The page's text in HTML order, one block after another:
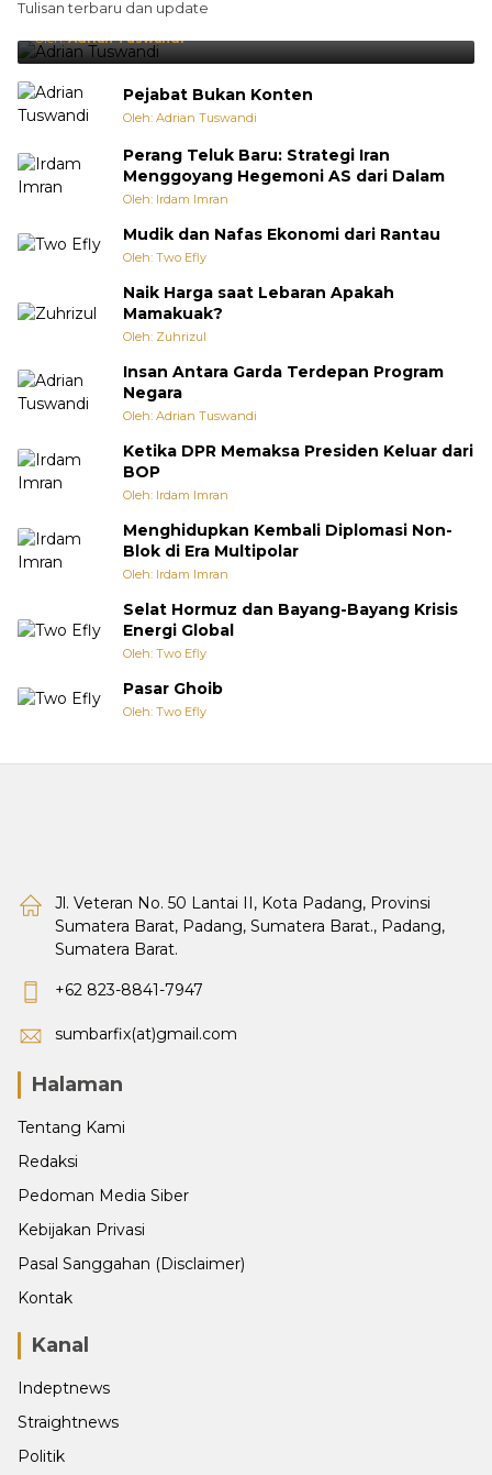
Tulisan terbaru dan update
Punya Cara Membuat Kejutan
Oleh:Adrian Tuswandi
Pejabat Bukan Konten
Oleh: Adrian Tuswandi
Perang Teluk Baru: Strategi Iran
Menggoyang Hegemoni AS dari Dalam
Oleh: Irdam Imran
Mudik dan Nafas Ekonomi dari Rantau
Oleh: Two Efly
Naik Harga saat Lebaran Apakah
Mamakuak?
Oleh: Zuhrizul
Insan Antara Garda Terdepan Program
Negara
Oleh: Adrian Tuswandi
Ketika DPR Memaksa Presiden Keluar dari
BOP
Oleh: Irdam Imran
Menghidupkan Kembali Diplomasi Non-
Blok di Era Multipolar
Oleh: Irdam Imran
Selat Hormuz dan Bayang-Bayang Krisis
Energi Global
Oleh: Two Efly
Pasar Ghoib
Oleh: Two Efly
Jl. Veteran No. 50 Lantai II, Kota Padang, Provinsi
Sumatera Barat, Padang, Sumatera Barat., Padang,
Sumatera Barat.
+62 823-8841-7947
sumbarfix(at)gmail.com
Halaman
Tentang Kami
Redaksi
Pedoman Media Siber
Kebijakan Privasi
Pasal Sanggahan (Disclaimer)
Kontak
Kanal
Indeptnews
Straightnews
Politik